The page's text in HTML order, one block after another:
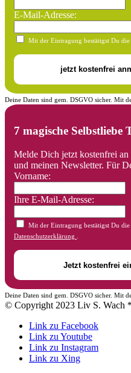
E-Mail-Adresse:
Mit der Eintragung bestätigst Du die
Deine Daten sind gem. DSGVO sicher. Mit
7 magische Selbstliebe
Melde Dich jetzt kostenfrei
und meinen Newsletter. Für
Vorname:
Ihre E-Mail-Adresse:
Mit der Eintragung bestätigst Du
Datenschutzerklärung
Deine Daten sind gem. DSGVO sicher. Mit
© Copyright 2023 Liv S. Wach
Link zu Facebook
Link zu Youtube
Link zu Instagram
Link zu Xing